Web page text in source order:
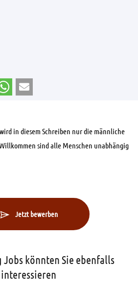
in diesem Schreiben nur die männliche
sind alle Menschen unabhängig
Jetzt bewerben
Jobs könnten Sie ebenfalls
interessieren